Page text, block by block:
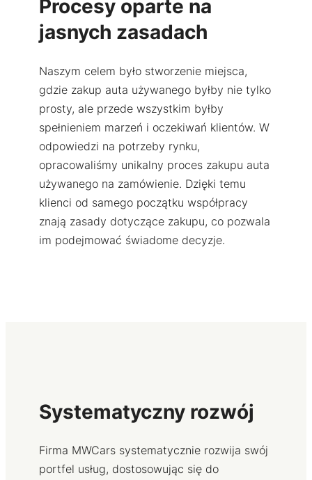
Procesy oparte na
jasnych zasadach
Naszym celem było stworzenie miejsca,
gdzie zakup auta używanego byłby nie tylko
prosty, ale przede wszystkim byłby
spełnieniem marzeń i oczekiwań klientów. W
odpowiedzi na potrzeby rynku,
opracowaliśmy unikalny proces zakupu auta
używanego na zamówienie. Dzięki temu
klienci od samego początku współpracy
znają zasady dotyczące zakupu, co pozwala
im podejmować świadome decyzje.
Systematyczny rozwój
Firma MWCars systematycznie rozwija swój
portfel usług, dostosowując się do